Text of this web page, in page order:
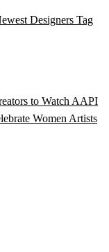
Designers Tag
to Watch AAPI
Women Artists